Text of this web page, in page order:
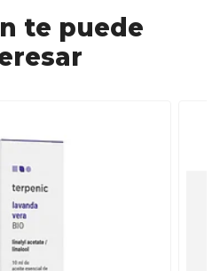
te puede